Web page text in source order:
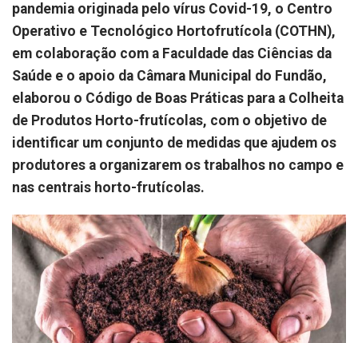
pandemia originada pelo vírus Covid-19, o Centro
Operativo e Tecnológico Hortofrutícola (COTHN),
em colaboração com a Faculdade das Ciências da
Saúde e o apoio da Câmara Municipal do Fundão,
elaborou o Código de Boas Práticas para a Colheita
de Produtos Horto-frutícolas, com o objetivo de
identificar um conjunto de medidas que ajudem os
produtores a organizarem os trabalhos no campo e
nas centrais horto-frutícolas.